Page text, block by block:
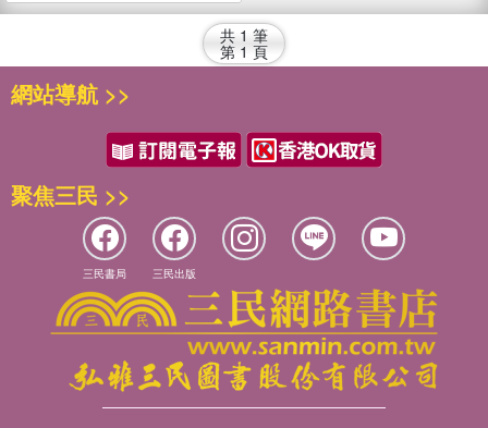
共 1 筆
第 1 頁
網站導航 >>
聚焦三民 >>
三民書局 三民出版